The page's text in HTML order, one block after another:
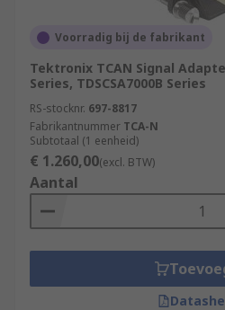
Voorradig bij de fabrikant
Tektronix TCAN Signal
Series, TDSCSA7000B Series
RS-stocknr. 697-8817
Fabrikantnummer TCA-N
Subtotaal (1 eenheid)
€ 1.260,00(excl. BTW)
Aantal